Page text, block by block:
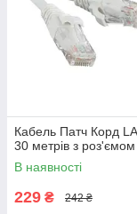
Кабель Патч Корд
30 метрів з
В наявності
229 ₴ 242 ₴